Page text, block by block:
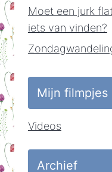
Moet een jurk
iets van vinden?
Mijn filmpjes
Videos
Archief